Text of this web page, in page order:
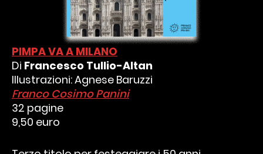
PIMPA VA A MILANO
Di Francesco Tullio-Altan
Illustrazioni: Agnese Baruzzi
Franco Cosimo Panini
32 pagine
9,50 euro